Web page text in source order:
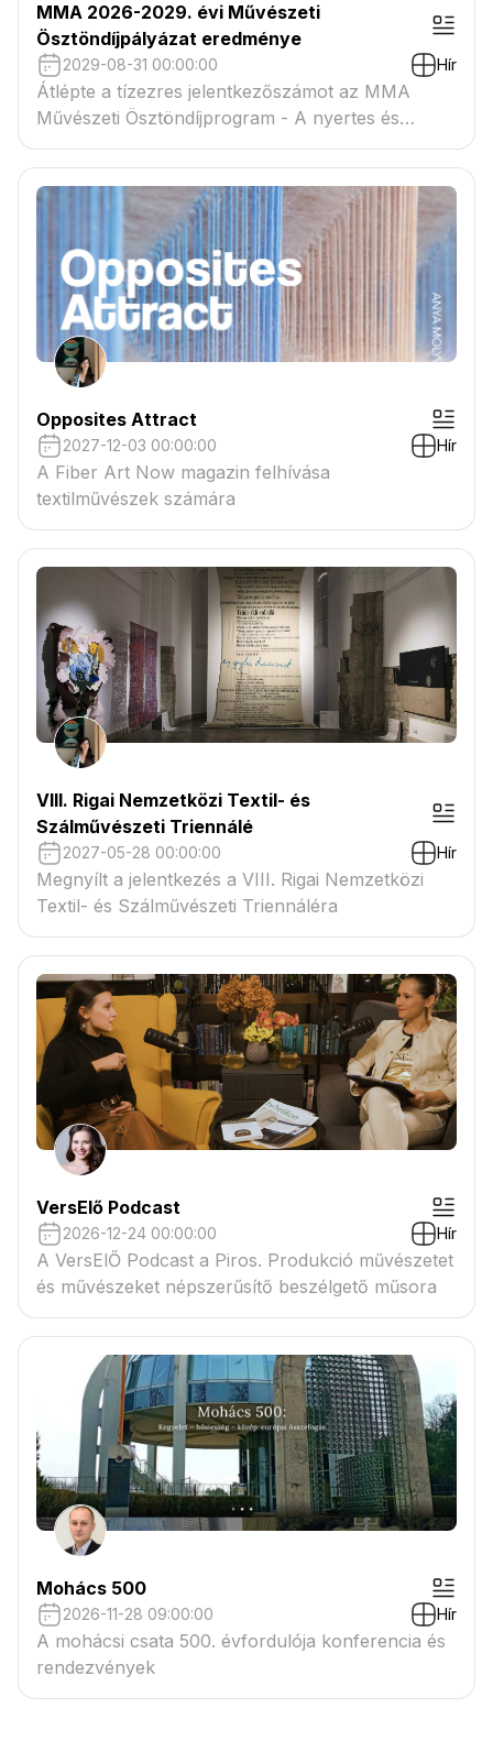
MMA 2026-2029. évi Művészeti
Ösztöndíjpályázat eredménye
2029-08-31 00:00:00 Hír
Átlépte a tízezres jelentkezőszámot az MMA
Művészeti Ösztöndíjprogram - A nyertes és
tartaléklistás pályázók névsora megtekinthető a
csatolmányban
Opposites Attract
2027-12-03 00:00:00 Hír
A Fiber Art Now magazin felhívása
textilművészek számára
VIII. Rigai Nemzetközi Textil- és
Szálművészeti Triennálé
2027-05-28 00:00:00 Hír
Megnyílt a jelentkezés a VIII. Rigai Nemzetközi
Textil- és Szálművészeti Triennáléra
VersElő Podcast
2026-12-24 00:00:00 Hír
A VersElŐ Podcast a Piros. Produkció művészetet
és művészeket népszerűsítő beszélgető műsora
Mohács 500
2026-11-28 09:00:00 Hír
A mohácsi csata 500. évfordulója konferencia és
rendezvények